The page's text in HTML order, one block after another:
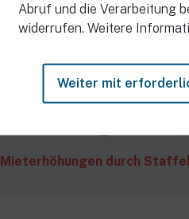
Abruf und die Verarbeitung
widerrufen. Weitere
Weiter mit
Inhaltsverzeichnis
Was sind zulässige Gründe
Mieterhöhung auf
Mieterhöhungen durch